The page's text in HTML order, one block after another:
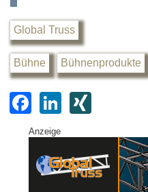
Global Truss
Bühne Bühnenprodukte
F
a
c
e
Li
k
e
G
Anzeige